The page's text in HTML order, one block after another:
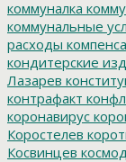
коммуналка
коммунальные
расходы
кондитерские
Лазарев
контрафакт
коронавирус
Коростелев
Косвинцев